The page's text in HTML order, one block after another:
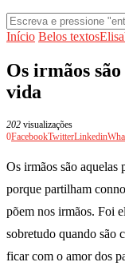
Início Belos textos
Os irmãos
vida
202 visualizações
0FacebookTwitterLinkedin
Os irmãos são aquelas
porque partilham
põem nos irmãos. Foi
sobretudo quando são
ficar com o amor dos